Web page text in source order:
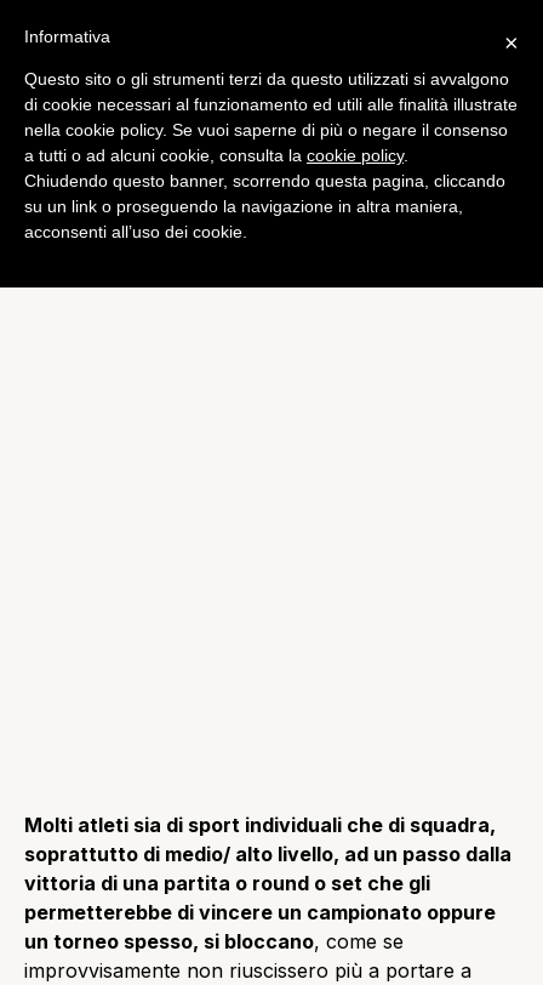
Psicologia
Atleti con la paura di
vincere: la nikefobia
di Elisabetta Lazzari
Molti atleti sia di sport individuali che di squadra,
soprattutto di medio/ alto livello, ad un passo dalla
vittoria di una partita o round o set che gli
permetterebbe di vincere un campionato oppure
un torneo spesso, si bloccano, come se
improvvisamente non riuscissero più a portare a
×
Informativa
Questo sito o gli strumenti terzi da questo utilizzati si avvalgono
di cookie necessari al funzionamento ed utili alle finalità illustrate
nella cookie policy. Se vuoi saperne di più o negare il consenso
a tutti o ad alcuni cookie, consulta la cookie policy.
Chiudendo questo banner, scorrendo questa pagina, cliccando
su un link o proseguendo la navigazione in altra maniera,
acconsenti all’uso dei cookie.